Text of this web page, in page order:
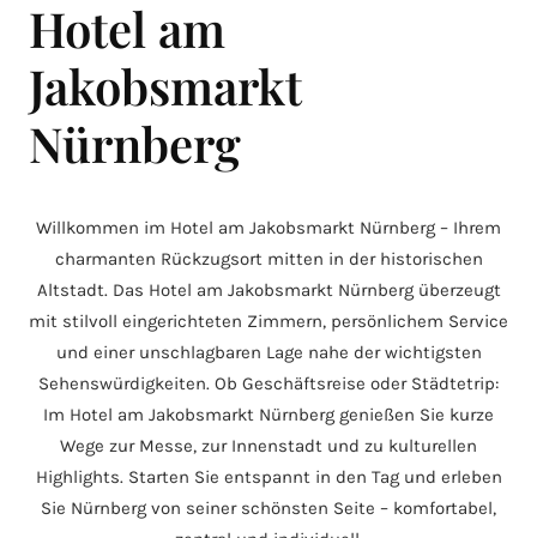
Hotel am
Jakobsmarkt
Nürnberg
Willkommen im Hotel am Jakobsmarkt Nürnberg – Ihrem
charmanten Rückzugsort mitten in der historischen
Altstadt. Das Hotel am Jakobsmarkt Nürnberg überzeugt
mit stilvoll eingerichteten Zimmern, persönlichem Service
und einer unschlagbaren Lage nahe der wichtigsten
Sehenswürdigkeiten. Ob Geschäftsreise oder Städtetrip:
Im Hotel am Jakobsmarkt Nürnberg genießen Sie kurze
Wege zur Messe, zur Innenstadt und zu kulturellen
Highlights. Starten Sie entspannt in den Tag und erleben
Sie Nürnberg von seiner schönsten Seite – komfortabel,